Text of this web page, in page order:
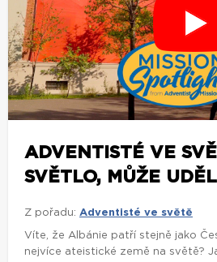
ADVENTISTÉ VE
SVĚTLO, MŮŽE
Z pořadu: Adventisté ve světě
Víte, že Albánie patří stejně jako
nejvíce ateistické země na světě?